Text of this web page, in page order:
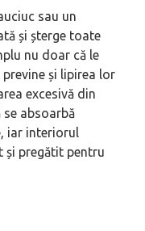
sau un
și șterge toate
nu doar că le
și lipirea lor
excesivă din
se absoarbă
iar interiorul
și pregătit pentru